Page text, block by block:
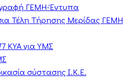
ΓΕΜΗ-Έντυπα
Τέλη Τήρησης Μερίδας ΓΕΜΗ
ΚΥΑ για ΥΜΣ
σύστασης Ι.Κ.Ε.